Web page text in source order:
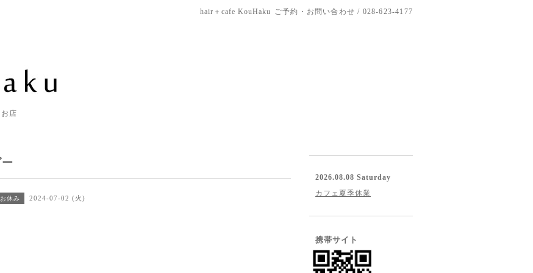
hair＋cafe KouHaku ご予約・お問い合わせ / 028-623-4177
店
休み 2024-07-02 (火)
2026.08.08 Saturday
カフェ夏季休業
携帯サイト